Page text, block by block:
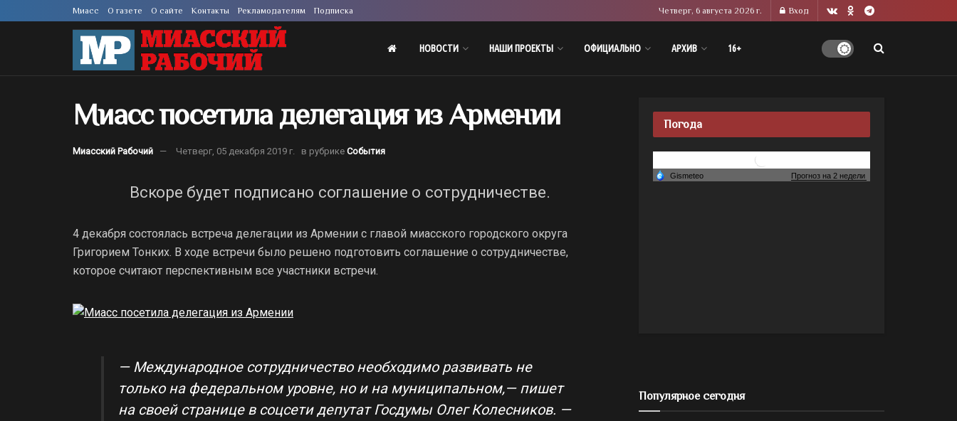
Миасс О газете О сайте Контакты Рекламодателям Подписка Четверг, 6 августа 2026 г. Вход
НОВОСТИ НАШИ ПРОЕКТЫ ОФИЦИАЛЬНО АРХИВ 16+
Миасс посетила делегация из Армении
Миасский Рабочий Четверг, 05 декабря 2019 г. в рубрике События
Вскоре будет подписано соглашение о сотрудничестве.
4 декабря состоялась встреча делегации из Армении с главой миасского городского округа
Григорием Тонких. В ходе встречи было решено подготовить соглашение о сотрудничестве,
которое считают перспективным все участники встречи.
— Международное сотрудничество необходимо развивать не
только на федеральном уровне, но и на муниципальном,— пишет
на своей странице в соцсети депутат Госдумы Олег Колесников. —
Погода
Популярное сегодня